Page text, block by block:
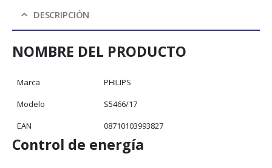
DESCRIPCIÓN
NOMBRE DEL PRODUCTO
Marca
PHILIPS
Modelo
S5466/17
EAN
08710103993827
Control de energía